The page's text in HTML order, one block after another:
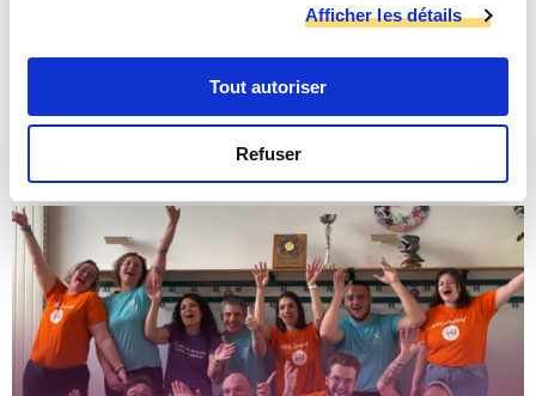
Afficher les détails
Tout autoriser
Refuser
2018, puis à la cuisine Gourmets & Gourmands, Dominique a
Après 30 ans de service aux PEP Alsace, Dominique débute
une nouvelle étape de sa vie… la retraite.